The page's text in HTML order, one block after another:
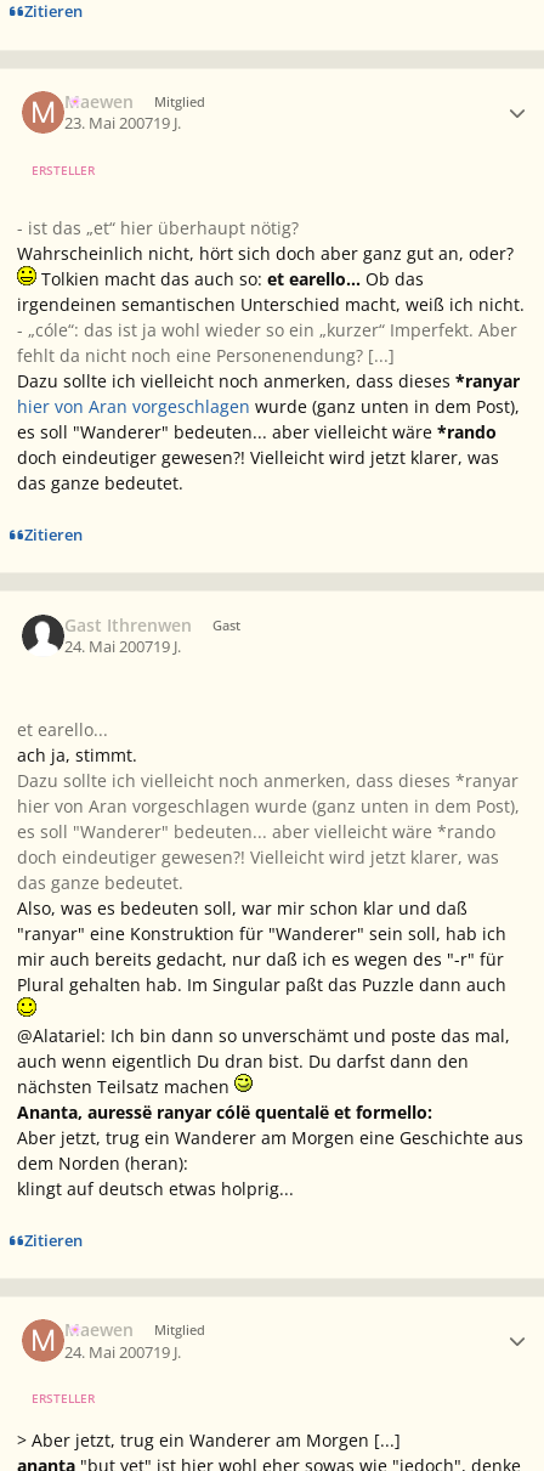
Zitieren
Maewen Mitglied
23. Mai 200719 J.
ERSTELLER
- ist das „et“ hier überhaupt nötig?
Wahrscheinlich nicht, hört sich doch aber ganz gut an, oder?
Tolkien macht das auch so: et earello... Ob das
irgendeinen semantischen Unterschied macht, weiß ich nicht.
- „cóle“: das ist ja wohl wieder so ein „kurzer“ Imperfekt. Aber
fehlt da nicht noch eine Personenendung? [...]
Dazu sollte ich vielleicht noch anmerken, dass dieses *ranyar
hier von Aran vorgeschlagen wurde (ganz unten in dem Post),
es soll "Wanderer" bedeuten... aber vielleicht wäre *rando
doch eindeutiger gewesen?! Vielleicht wird jetzt klarer, was
das ganze bedeutet.
Zitieren
Gast Ithrenwen Gast
24. Mai 200719 J.
et earello...
ach ja, stimmt.
Dazu sollte ich vielleicht noch anmerken, dass dieses *ranyar
hier von Aran vorgeschlagen wurde (ganz unten in dem Post),
es soll "Wanderer" bedeuten... aber vielleicht wäre *rando
doch eindeutiger gewesen?! Vielleicht wird jetzt klarer, was
das ganze bedeutet.
Also, was es bedeuten soll, war mir schon klar und daß
"ranyar" eine Konstruktion für "Wanderer" sein soll, hab ich
mir auch bereits gedacht, nur daß ich es wegen des "-r" für
Plural gehalten hab. Im Singular paßt das Puzzle dann auch
@Alatariel: Ich bin dann so unverschämt und poste das mal,
auch wenn eigentlich Du dran bist. Du darfst dann den
nächsten Teilsatz machen
Ananta, auressë ranyar cólë quentalë et formello:
Aber jetzt, trug ein Wanderer am Morgen eine Geschichte aus
dem Norden (heran):
klingt auf deutsch etwas holprig...
Zitieren
Maewen Mitglied
24. Mai 200719 J.
ERSTELLER
> Aber jetzt, trug ein Wanderer am Morgen [...]
ananta "but yet" ist hier wohl eher sowas wie "jedoch", denke